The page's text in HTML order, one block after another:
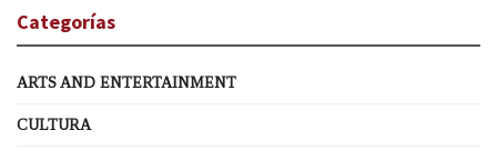
Categorías
ARTS AND ENTERTAINMENT
CULTURA